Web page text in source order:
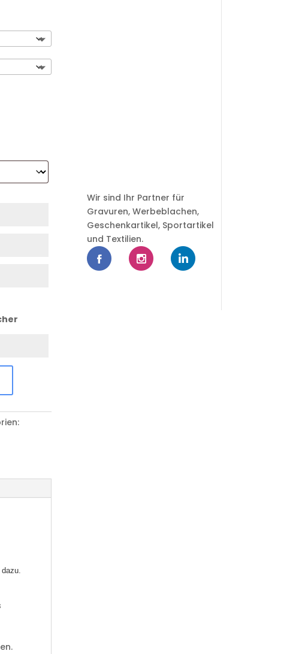
Wir sind Ihr Partner für
Gravuren, Werbeblachen,
Geschenkartikel, Sportartikel
und Textilien.